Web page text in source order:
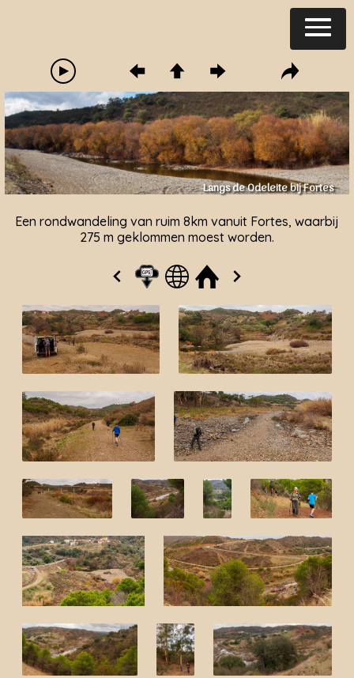
Langs de Odeleite bij Fortes
Een rondwandeling van ruim 8km vanuit Fortes, waarbij
275 m geklommen moest worden.